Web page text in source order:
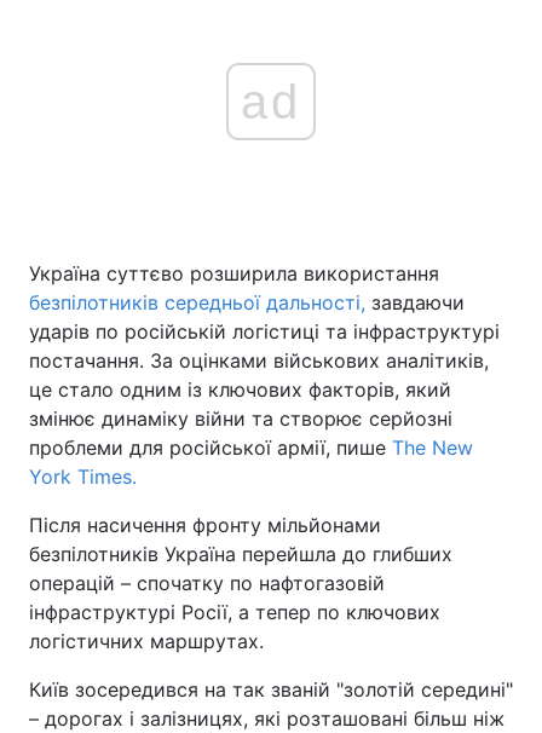
ad
Україна суттєво розширила використання
безпілотників середньої дальності, завдаючи
ударів по російській логістиці та інфраструктурі
постачання. За оцінками військових аналітиків,
це стало одним із ключових факторів, який
змінює динаміку війни та створює серйозні
проблеми для російської армії, пише The New
York Times.
Після насичення фронту мільйонами
безпілотників Україна перейшла до глибших
операцій – спочатку по нафтогазовій
інфраструктурі Росії, а тепер по ключових
логістичних маршрутах.
Київ зосередився на так званій "золотій середині"
– дорогах і залізницях, які розташовані більш ніж